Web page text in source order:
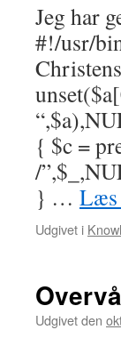
Jeg har
#!/usr/
{ $c =
/
} … Læs
Udgivet i
Udgivet den